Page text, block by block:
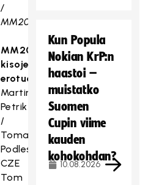
/
MM2015.
MM2018-
kisojen
erotuomarit
Martin
Petrik
/
Tomas
Podlesny
CZE
Tom
Kun Popula
Nokian KrP:n
haastoi –
muistatko
Suomen
Cupin viime
kauden
kohokohdan?
10.08.2026